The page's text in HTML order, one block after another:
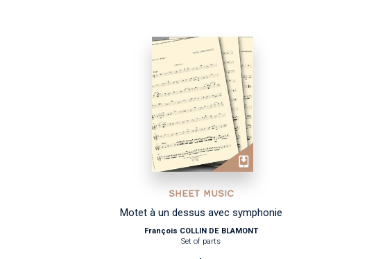
SHEET MUSIC
Motet à un dessus avec symphonie
François COLLIN DE BLAMONT
Set of parts